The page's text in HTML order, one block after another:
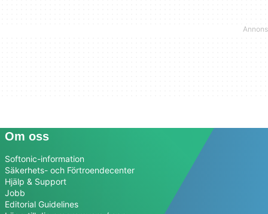
Om oss
Softonic-information
Säkerhets- och Förtroendecenter
Hjälp & Support
Jobb
Editorial Guidelines